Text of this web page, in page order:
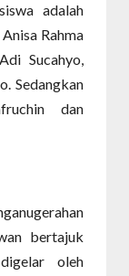
adalah
Rahma
Sucahyo,
Sedangkan
dan
bertajuk
oleh